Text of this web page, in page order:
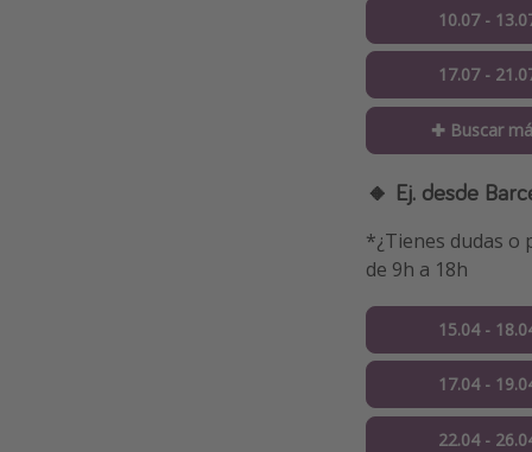
10.07 -
17.07 -
✚ Buscar
🔸 Ej. desde
*¿Tienes dudas o
de 9h a 18h
15.04 -
17.04 -
22.04 -